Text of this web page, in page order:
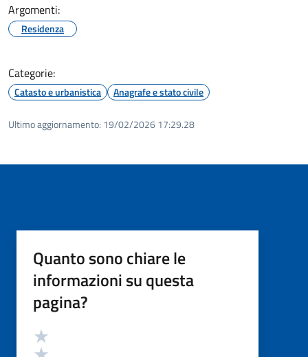
Argomenti:
Residenza
Categorie:
Catasto e urbanistica Anagrafe e stato civile
Ultimo aggiornamento: 19/02/2026 17:29.28
Quanto sono chiare le
informazioni su questa
pagina?
Valutazione